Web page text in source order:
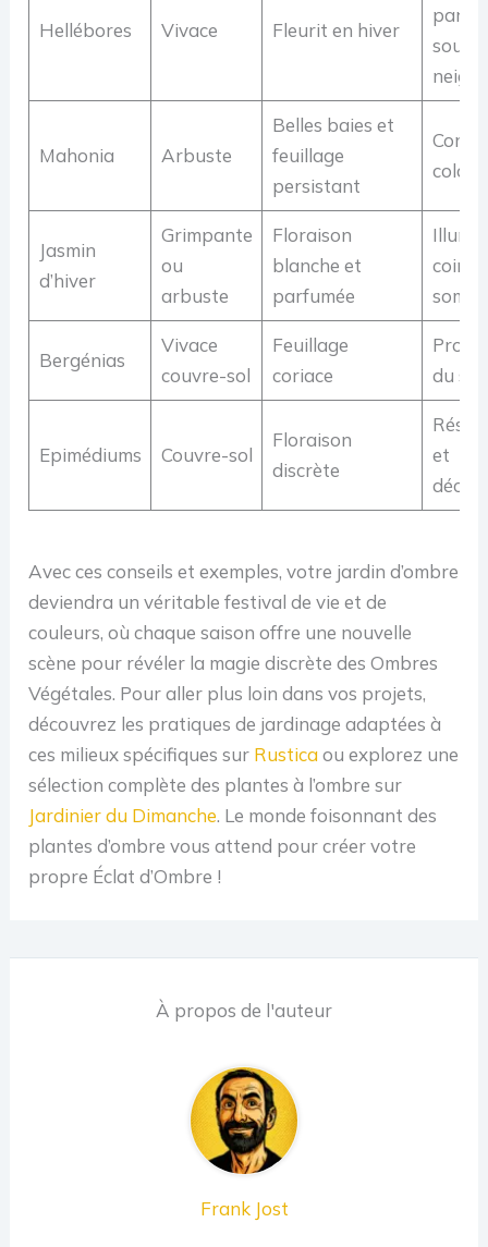
Hellébores Vivace Fleurit en hiver
sous
neige
Mahonia Arbuste
Belles baies et
feuillage
persistant
coloré
Jasmin
d’hiver
Grimpante
ou
arbuste
Floraison
blanche et
parfumée
coins
Bergénias
Vivace
couvre-sol
Feuillage
coriace
du sol
Epimédiums Couvre-sol
Floraison
discrète
et
Avec ces conseils et exemples, votre jardin d’ombre
deviendra un véritable festival de vie et de
couleurs, où chaque saison offre une nouvelle
scène pour révéler la magie discrète des Ombres
Végétales. Pour aller plus loin dans vos projets,
découvrez les pratiques de jardinage adaptées à
ces milieux spécifiques sur Rusticaou explorez une
sélection complète des plantes à l’ombre sur
Jardinier du Dimanche. Le monde foisonnant des
plantes d’ombre vous attend pour créer votre
propre Éclat d’Ombre !
À propos de l'auteur
Frank Jost